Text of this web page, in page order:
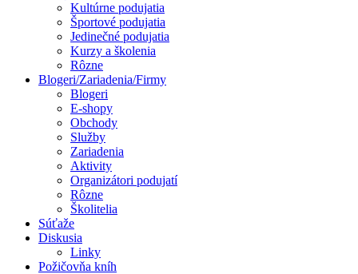
Kultúrne podujatia
Športové podujatia
Jedinečné podujatia
Kurzy a školenia
Rôzne
Blogeri/Zariadenia/Firmy
Blogeri
E-shopy
Obchody
Služby
Zariadenia
Aktivity
Organizátori podujatí
Rôzne
Školitelia
Súťaže
Diskusia
Linky
Požičovňa kníh